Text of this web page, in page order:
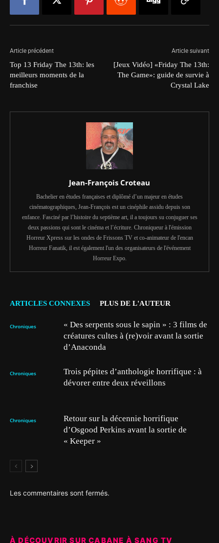
Article précédent
Top 13 Friday The 13th: les
meilleurs moments de la
franchise
Article suivant
[Jeux Vidéo] «Friday The 13th:
The Game»: guide de survie à
Crystal Lake
Jean-François Croteau
Bachelier en études françaises et diplômé d’un majeur en études
cinématographiques, Jean-François est un cinéphile assidu depuis son
enfance. Fasciné par l’histoire du septième art, il a toujours su conjuguer ses
deux passions qui sont le cinéma et l’écriture. Chroniqueur à l'émission
Horreur Xpress sur les ondes de Frissons TV et co-animateur de l'encan
Horreur Fanatik, il est également l'un des organisateurs de l'événement
Horreur Expo.
ARTICLES CONNEXES PLUS DE L'AUTEUR
Chroniques
« Des serpents sous le sapin » : 3 films de
créatures cultes à (re)voir avant la sortie
d’Anaconda
Chroniques
Trois pépites d’anthologie horrifique : à
dévorer entre deux réveillons
Chroniques
Retour sur la décennie horrifique
d’Osgood Perkins avant la sortie de
« Keeper »
Les commentaires sont fermés.
À DÉCOUVRIR SUR CABANE À SANG TV